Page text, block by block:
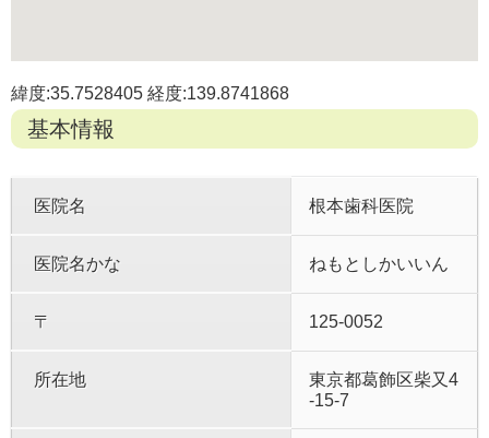
緯度:35.7528405 経度:139.8741868
基本情報
医院名 根本歯科医院
医院名かな ねもとしかいいん
〒 125-0052
所在地
東京都葛飾区柴又4
-15-7